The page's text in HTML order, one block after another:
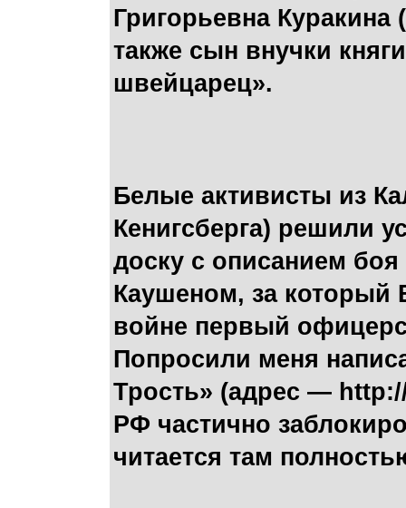
Григорьевна Куракина
также сын внучки
швейцарец».
Белые активисты из
Кенигсберга) решили
доску с описанием
Каушеном, за который
войне первый
Попросили меня
Трость» (адрес —
РФ частично
читается там